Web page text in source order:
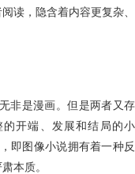
读，隐含着内容更复杂、
非是漫画。但是两者又存
的开端、发展和结局的小
即图像小说拥有着一种反
本质。